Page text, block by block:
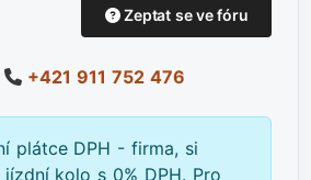
Zeptat se ve fóru
+421 911 752 476
plátce DPH - firma, si
kolo s 0% DPH. Pro